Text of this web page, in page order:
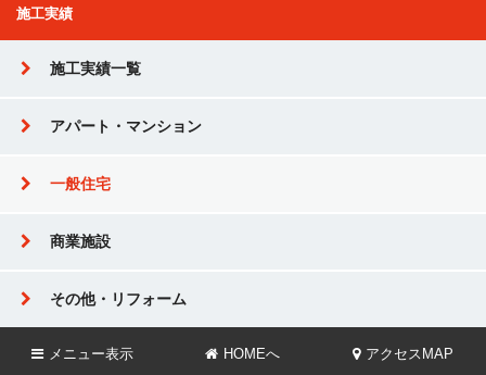
施工実績
施工実績一覧
アパート・マンション
一般住宅
商業施設
その他・リフォーム
メニュー表示 HOMEへ アクセスMAP